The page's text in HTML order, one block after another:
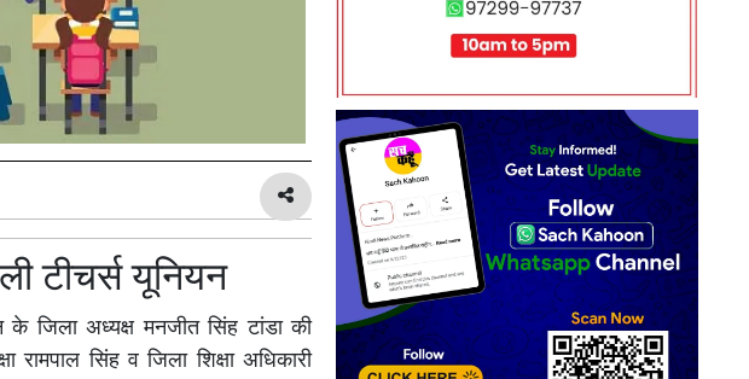
टीचर्स यूनियन
जिला अध्यक्ष मनजीत सिंह टांडा की
रामपाल सिंह व जिला शिक्षा अधिकारी